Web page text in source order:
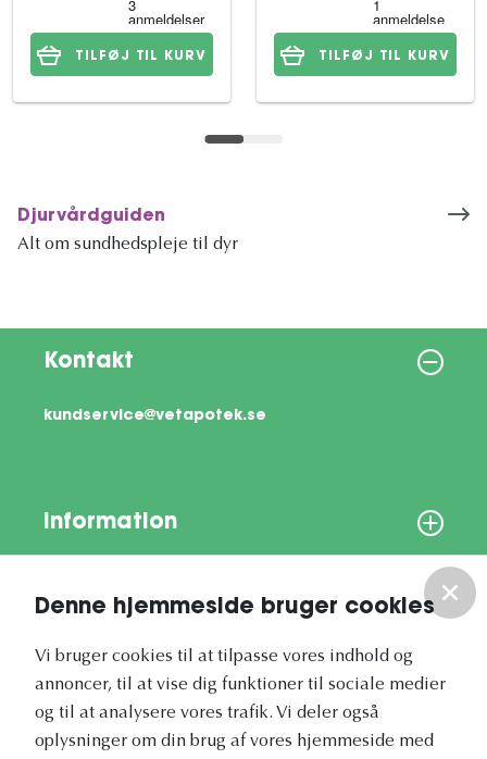
Denne hjemmeside bruger cookies
Vi bruger cookies til at tilpasse vores indhold og
annoncer, til at vise dig funktioner til sociale medier
og til at analysere vores trafik. Vi deler også
oplysninger om din brug af vores hjemmeside med
TILFØJ TIL KURV TILFØJ TIL KURV
Djurvårdguiden
Alt om sundhedspleje til dyr
Kontakt
kundservice@vetapotek.se
Information
Vores nyhedsbrev